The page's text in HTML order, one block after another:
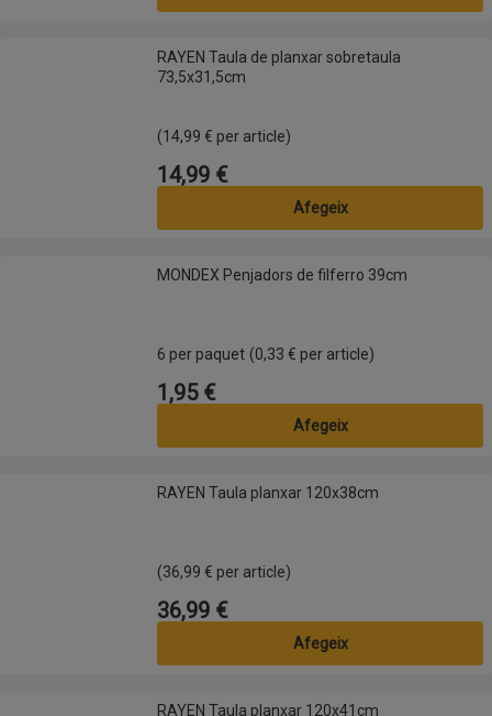
RAYEN Taula de planxar sobretaula 73,5x31,5cm
RAYEN Taula de planxar sobretaula
73,5x31,5cm
(14,99 € per article)
Preu
14,99 €
Afegeix
MONDEX Penjadors de filferro 39cmMONDEX Penjadors de filferro 39cm
6 per paquet (0,33 € per article)
Preu
1,95 €
Afegeix
RAYEN Taula planxar 120x38cmRAYEN Taula planxar 120x38cm
(36,99 € per article)
Preu
36,99 €
Afegeix
RAYEN Taula planxar 120x41cmRAYEN Taula planxar 120x41cm